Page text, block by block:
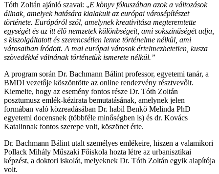
Tóth Zoltán ajánló szavai: „E könyv fókuszában azok a változások
állnak, amelyek hatására kialakult az európai városépítészet
története. Európáról szól, amelynek kreativitása megteremtette
egységét és az itt élő nemzetek különbségeit, ami sokszínűségét adja,
s kiszolgáltatott és szerencsétlen lenne történelme nélkül, ami
városaiban íródott. A mai európai városok értelmezhetetlen, kusza
szövedékké válnának történetük ismerete nélkül.”
A program során Dr. Bachmann Bálint professor, egyetemi tanár, a
BMDI vezetője köszöntötte az online rendezvény résztvevőit.
Kiemelte, hogy az esemény fontos része Dr. Tóth Zoltán
posztumusz emlék-kézirata bemutatásának, amelynek jelen
formában való közreadásában Dr. habil Benkő Melinda PhD
egyetemi docensnek (többféle minőségben is) és dr. Kovács
Katalinnak fontos szerepe volt, köszönet érte.
Dr. Bachmann Bálint utalt személyes emlékeire, hiszen a valamikori
Pollack Mihály Műszaki Főiskola hozta létre az urbanisztikai
képzést, a doktori iskolát, melyeknek Dr. Tóth Zoltán egyik alapítója
volt.